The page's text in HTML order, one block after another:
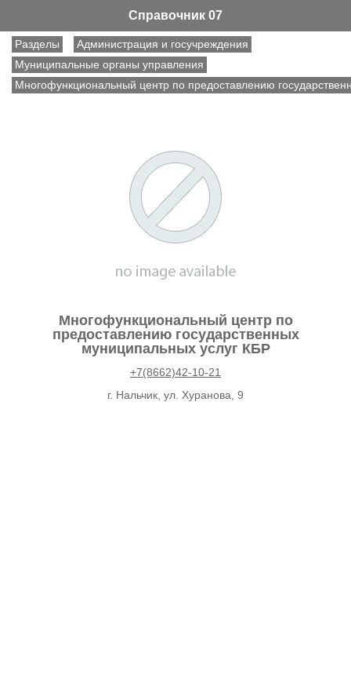
Справочник 07
Разделы
Администрация и госучреждения
Муниципальные органы управления
Многофункциональный центр по предоставлению
Многофункциональный центр по
предоставлению государственных
муниципальных услуг КБР
+7(8662)42-10-21
г. Нальчик, ул. Хуранова, 9